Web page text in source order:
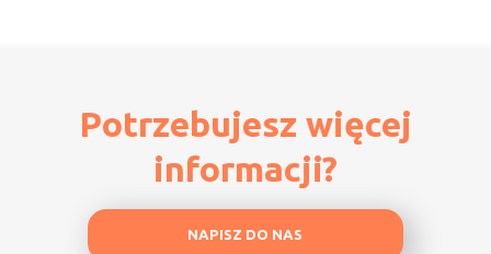
Potrzebujesz więcej
informacji?
NAPISZ DO NAS